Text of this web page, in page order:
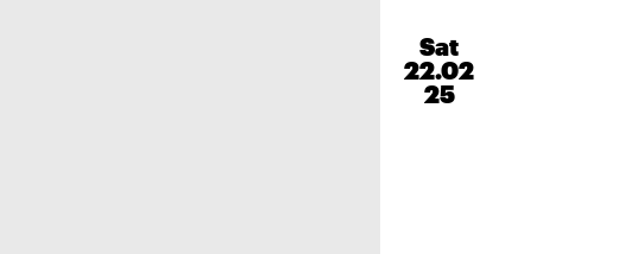
Sat
22.02
25